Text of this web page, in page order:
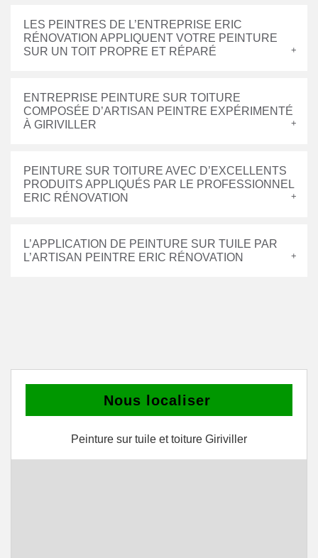
LES PEINTRES DE L’ENTREPRISE ERIC
RÉNOVATION APPLIQUENT VOTRE PEINTURE
SUR UN TOIT PROPRE ET RÉPARÉ
ENTREPRISE PEINTURE SUR TOITURE
COMPOSÉE D’ARTISAN PEINTRE EXPÉRIMENTÉ
À GIRIVILLER
PEINTURE SUR TOITURE AVEC D’EXCELLENTS
PRODUITS APPLIQUÉS PAR LE PROFESSIONNEL
ERIC RÉNOVATION
L’APPLICATION DE PEINTURE SUR TUILE PAR
L’ARTISAN PEINTRE ERIC RÉNOVATION
Nous localiser
Peinture sur tuile et toiture Giriviller